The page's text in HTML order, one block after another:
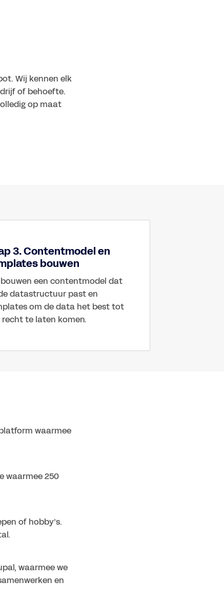
Wij kennen elk
of behoefte.
op maat
3. Contentmodel en
bouwen
bouwen een contentmodel dat
datastructuur past en
om de data het best tot
recht te laten komen.
waarmee
waarmee 250
of hobby’s.
waarmee we
en